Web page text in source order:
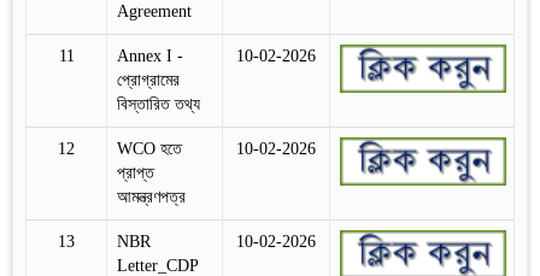
Agreement
11
Annex I -
প্রোগ্রামের
বিস্তারিত তথ্য
10-02-2026
12
WCO হতে
প্রাপ্ত
আমন্ত্রণপত্র
10-02-2026
13
NBR
Letter_CDP
10-02-2026